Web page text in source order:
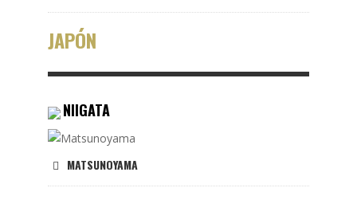
JAPÓN
NIIGATA
MATSUNOYAMA